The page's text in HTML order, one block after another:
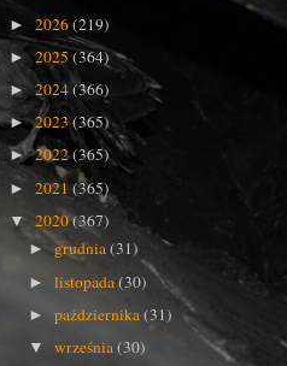
► 2026(219)
►2025(364)
► 2024(366)
►2023(365)
►2022(365)
► 2021(365)
▼ 2020(367)
► grudnia(31)
►listopada(30)
►października(31)
▼września(30)